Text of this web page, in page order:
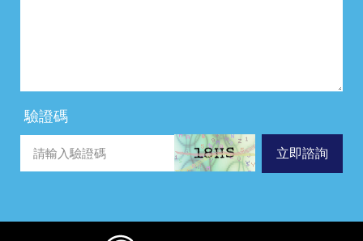
驗證碼
立即諮詢